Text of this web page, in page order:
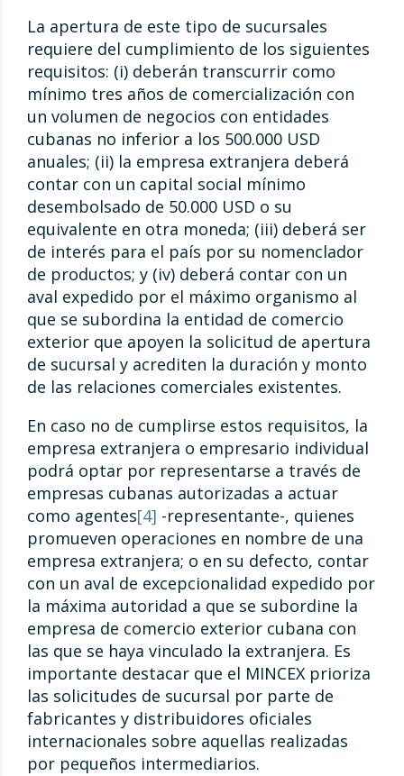
La apertura de este tipo de sucursales
requiere del cumplimiento de los siguientes
requisitos: (i) deberán transcurrir como
mínimo tres años de comercialización con
un volumen de negocios con entidades
cubanas no inferior a los 500.000 USD
anuales; (ii) la empresa extranjera deberá
contar con un capital social mínimo
desembolsado de 50.000 USD o su
equivalente en otra moneda; (iii) deberá ser
de interés para el país por su nomenclador
de productos; y (iv) deberá contar con un
aval expedido por el máximo organismo al
que se subordina la entidad de comercio
exterior que apoyen la solicitud de apertura
de sucursal y acrediten la duración y monto
de las relaciones comerciales existentes.
En caso no de cumplirse estos requisitos, la
empresa extranjera o empresario individual
podrá optar por representarse a través de
empresas cubanas autorizadas a actuar
como agentes[4] -representante-, quienes
promueven operaciones en nombre de una
empresa extranjera; o en su defecto, contar
con un aval de excepcionalidad expedido por
la máxima autoridad a que se subordine la
empresa de comercio exterior cubana con
las que se haya vinculado la extranjera. Es
importante destacar que el MINCEX prioriza
las solicitudes de sucursal por parte de
fabricantes y distribuidores oficiales
internacionales sobre aquellas realizadas
por pequeños intermediarios.